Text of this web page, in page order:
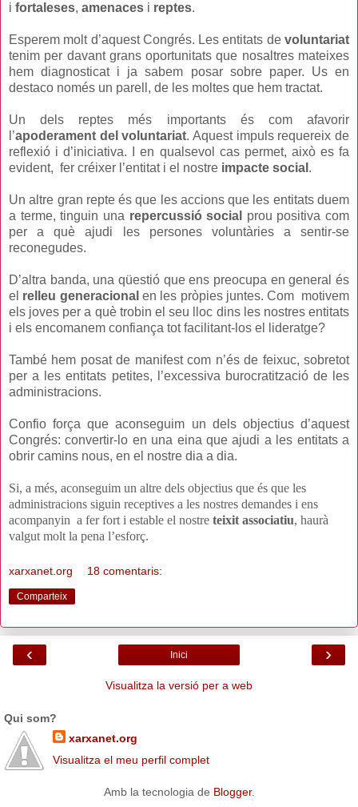
i fortaleses, amenaces i reptes.
Esperem molt d’aquest Congrés. Les entitats de voluntariat
tenim per davant grans oportunitats que nosaltres mateixes
hem diagnosticat i ja sabem posar sobre paper. Us en
destaco només un parell, de les moltes que hem tractat.
Un dels reptes més importants és com afavorir
l’apoderament del voluntariat. Aquest impuls requereix de
reflexió i d’iniciativa. I en qualsevol cas permet, això es fa
evident, fer créixer l’entitat i el nostre impacte social .
Un altre gran repte és que les accions que les entitats duem
a terme, tinguin una repercussió social prou positiva com
per a què ajudi les persones voluntàries a sentir-se
reconegudes.
D’altra banda, una qüestió que ens preocupa en general és
el relleu generacional en les pròpies juntes. Com motivem
els joves per a què trobin el seu lloc dins les nostres entitats
i els encomanem confiança tot facilitant-los el lideratge?
També hem posat de manifest com n’és de feixuc, sobretot
per a les entitats petites, l’excessiva burocratització de les
administracions.
Confio força que aconseguim un dels objectius d’aquest
Congrés: convertir-lo en una eina que ajudi a les entitats a
obrir camins nous, en el nostre dia a dia.
Si, a més, aconseguim un altre dels objectius que és que les
administracions siguin receptives a les nostres demandes i ens
acompanyin a fer fort i estable el nostre teixit associatiu, haurà
valgut molt la pena l’esforç.
xarxanet.org 18 comentaris:
Comparteix
‹ ›
Inici
Visualitza la versió per a web
Qui som?
xarxanet.org
Visualitza el meu perfil complet
Amb la tecnologia de Blogger.